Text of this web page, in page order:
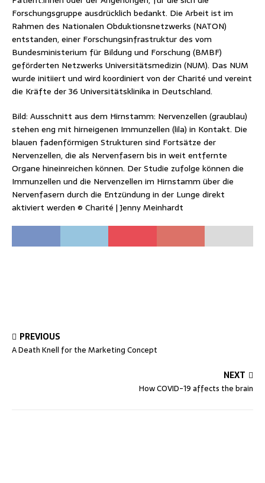
Forschungsgruppe ausdrücklich bedankt. Die Arbeit ist im
Rahmen des Nationalen Obduktionsnetzwerks (NATON)
entstanden, einer Forschungsinfrastruktur des vom
Bundesministerium für Bildung und Forschung (BMBF)
geförderten Netzwerks Universitätsmedizin (NUM). Das NUM
wurde initiiert und wird koordiniert von der Charité und vereint
die Kräfte der 36 Universitätsklinika in Deutschland.
Bild: Ausschnitt aus dem Hirnstamm: Nervenzellen (graublau)
stehen eng mit hirneigenen Immunzellen (lila) in Kontakt. Die
blauen fadenförmigen Strukturen sind Fortsätze der
Nervenzellen, die als Nervenfasern bis in weit entfernte
Organe hineinreichen können. Der Studie zufolge können die
Immunzellen und die Nervenzellen im Hirnstamm über die
Nervenfasern durch die Entzündung in der Lunge direkt
aktiviert werden © Charité | Jenny Meinhardt
PREVIOUS
A Death Knell for the Marketing Concept
NEXT
How COVID-19 affects the brain